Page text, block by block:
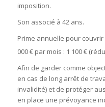
imposition.
Son associé à 42 ans.
Prime annuelle pour
000 € par mois : 1 100 €
Afin de garder comme
en cas de long arrêt de
invalidité) et de protéger
en place une prévoyance